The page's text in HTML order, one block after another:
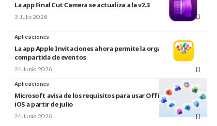
La app Final Cut Camera se actualiza a la v2.3
3 Julio 2026
Aplicaciones
La app Apple Invitaciones ahora permite la organización
compartida de eventos
24 Junio 2026
Aplicaciones
Microsoft avisa de los requisitos para usar Office en macOS y
iOS a partir de julio
24 Junio 2026